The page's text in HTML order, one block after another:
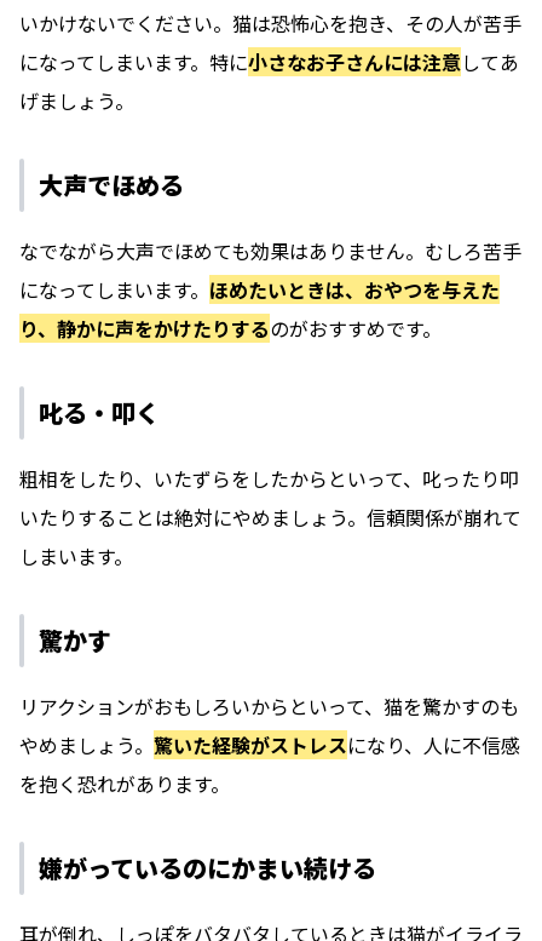
いかけないでください。猫は恐怖心を抱き、その人が苦手
になってしまいます。特に小さなお子さんには注意してあ
げましょう。
大声でほめる
なでながら大声でほめても効果はありません。むしろ苦手
になってしまいます。 ほめたいときは、おやつを与えた
り、静かに声をかけたりするのがおすすめです。
叱る・叩く
粗相をしたり、いたずらをしたからといって、叱ったり叩
いたりすることは絶対にやめましょう。信頼関係が崩れて
しまいます。
驚かす
リアクションがおもしろいからといって、猫を驚かすのも
やめましょう。 驚いた経験がストレスになり、人に不信感
を抱く恐れがあります。
嫌がっているのにかまい続ける
耳が倒れ、しっぽをバタバタしているときは猫がイライラ